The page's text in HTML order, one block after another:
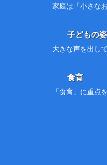
家庭は「小さな
子どもの姿
大きな声を出し
食育
「食育」に重点